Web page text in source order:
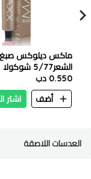
ماكس ديلوكس صبغ
الشعر5/77 شوكولا
داكنة ١٠٠مل
0.550 دب
أضف
اشتر
العدسات اللاصقة